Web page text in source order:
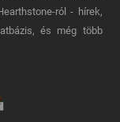
ról - hírek,
és még több